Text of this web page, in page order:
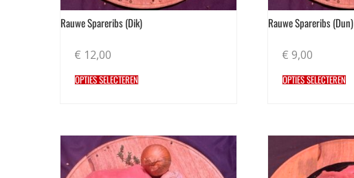
Rauwe Spareribs (Dik)
€ 12,00
OPTIES SELECTEREN
Rauwe Spareribs (Dun)
€ 9,00
OPTIES SELECTEREN